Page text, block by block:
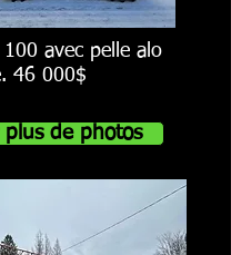
100 avec pelle alo
46 000$
plus de photos